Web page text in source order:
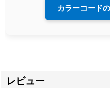
カラーコード
レビュー